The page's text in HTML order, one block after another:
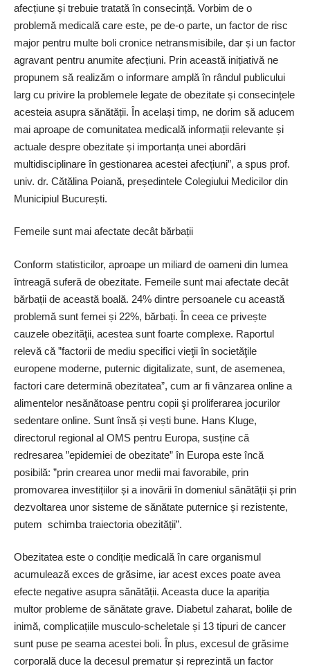
afecțiune și trebuie tratată în consecință. Vorbim de o
problemă medicală care este, pe de-o parte, un factor de risc
major pentru multe boli cronice netransmisibile, dar și un factor
agravant pentru anumite afecțiuni. Prin această inițiativă ne
propunem să realizăm o informare amplă în rândul publicului
larg cu privire la problemele legate de obezitate și consecințele
acesteia asupra sănătății. În același timp, ne dorim să aducem
mai aproape de comunitatea medicală informații relevante și
actuale despre obezitate și importanța unei abordări
multidisciplinare în gestionarea acestei afecțiuni”, a spus prof.
univ. dr. Cătălina Poiană, președintele Colegiului Medicilor din
Municipiul București.
Femeile sunt mai afectate decât bărbații
Conform statisticilor, aproape un miliard de oameni din lumea
întreagă suferă de obezitate. Femeile sunt mai afectate decât
bărbații de această boală. 24% dintre persoanele cu această
problemă sunt femei și 22%, bărbați. În ceea ce privește
cauzele obezităţii, acestea sunt foarte complexe. Raportul
relevă că ”factorii de mediu specifici vieţii în societăţile
europene moderne, puternic digitalizate, sunt, de asemenea,
factori care determină obezitatea”, cum ar fi vânzarea online a
alimentelor nesănătoase pentru copii şi proliferarea jocurilor
sedentare online. Sunt însă și vești bune. Hans Kluge,
directorul regional al OMS pentru Europa, susține că
redresarea ”epidemiei de obezitate” în Europa este încă
posibilă: ”prin crearea unor medii mai favorabile, prin
promovarea investițiilor și a inovării în domeniul sănătății și prin
dezvoltarea unor sisteme de sănătate puternice și rezistente,
putem schimba traiectoria obezității”.
Obezitatea este o condiție medicală în care organismul
acumulează exces de grăsime, iar acest exces poate avea
efecte negative asupra sănătății. Aceasta duce la apariția
multor probleme de sănătate grave. Diabetul zaharat, bolile de
inimă, complicațiile musculo-scheletale și 13 tipuri de cancer
sunt puse pe seama acestei boli. În plus, excesul de grăsime
corporală duce la decesul prematur și reprezintă un factor